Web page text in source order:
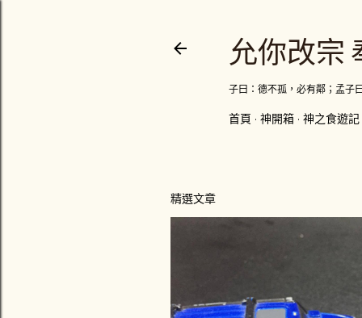
允你改宗
子曰：德不孤，必有鄰；孟子
首頁 神開箱 神之食遊記
精選文章